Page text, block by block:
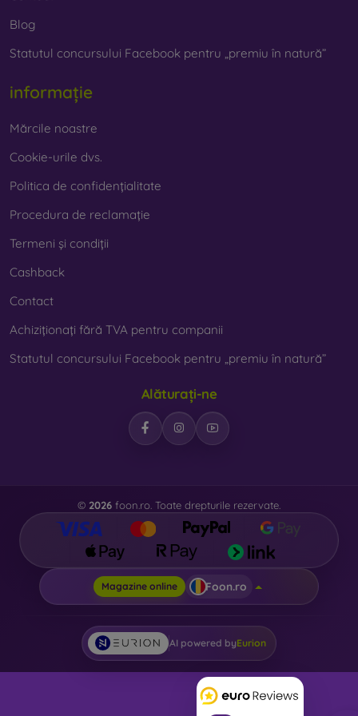
Pe magazinul nostru onlineFOONveți găsi zeci de huse
Trebuie doar să o alegeți pe cea potrivită pentru
dumneavoastră.
Blog
Statutul concursului Facebook pentru „premiu în natură”
informație
Mărcile noastre
Cookie-urile dvs.
Politica de confidențialitate
Procedura de reclamație
Termeni și condiții
Cashback
Contact
Achiziționați fără TVA pentru companii
Statutul concursului Facebook pentru „premiu în natură”
Alăturați-ne
© 2026 foon.ro. Toate drepturile rezervate.
Magazine online Foon.ro
AI powered byEurion